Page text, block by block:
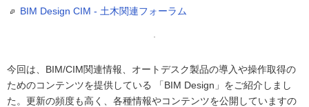
BIM Design CIM - 土木関連フォーラム
今回は、BIM/CIM関連情報、オートデスク製品の導入や操作取得の
ためのコンテンツを提供している 「BIM Design」をご紹介しまし
た。更新の頻度も高く、各種情報やコンテンツを公開していますの